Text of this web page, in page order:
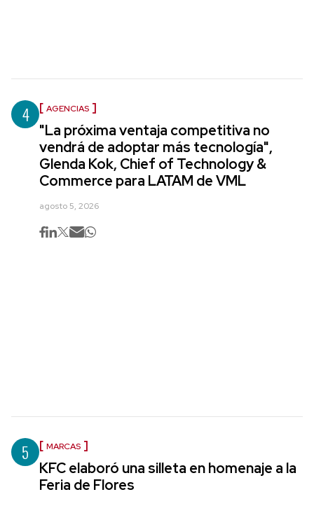
4 AGENCIAS
"La próxima ventaja competitiva no
vendrá de adoptar más tecnología",
Glenda Kok, Chief of Technology &
Commerce para LATAM de VML
agosto 5, 2026
5 MARCAS
KFC elaboró una silleta en homenaje a la
Feria de Flores